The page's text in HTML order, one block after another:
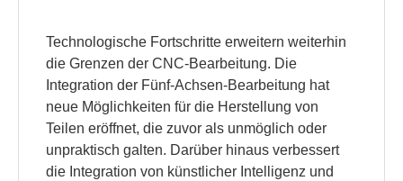
Technologische Fortschritte erweitern weiterhin
die Grenzen der CNC-Bearbeitung. Die
Integration der Fünf-Achsen-Bearbeitung hat
neue Möglichkeiten für die Herstellung von
Teilen eröffnet, die zuvor als unmöglich oder
unpraktisch galten. Darüber hinaus verbessert
die Integration von künstlicher Intelligenz und